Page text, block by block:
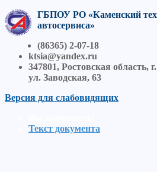
ГБПОУ РО «Каменский
автосервиса»
(86365) 2-07-18
ktsia@yandex.ru
347801, Ростовская
ул. Заводская, 63
Версия для слабовидящих
Текст документа